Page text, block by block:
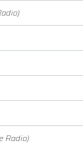
Radio)